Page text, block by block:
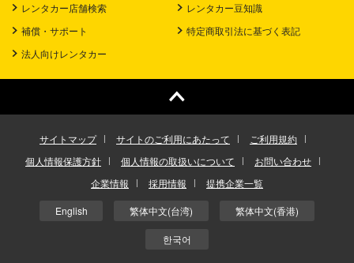
レンタカー店舗検索
レンタカー豆知識
補償・サポート
特定商取引法に基づく表記
法人向けレンタカー
サイトマップ サイトのご利用にあたって
ご利用規約
個人情報保護方針
個人情報の取扱いについて
お問い合わせ
企業情報
採用情報 提携企業一覧
English 繁体中文(台湾) 繁体中文(香港)
한국어